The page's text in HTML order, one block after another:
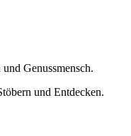
Genussmensch.
und Entdecken.